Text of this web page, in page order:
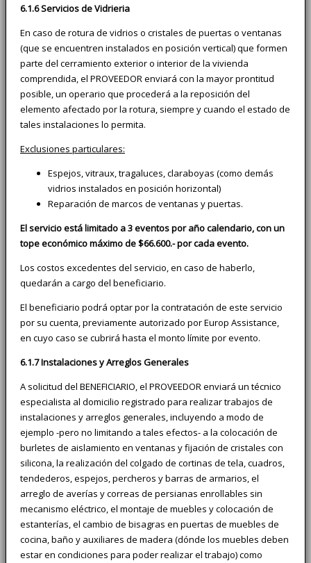
6.1.6 Servicios de Vidrieria
En caso de rotura de vidrios o cristales de puertas o ventanas
(que se encuentren instalados en posición vertical) que formen
parte del cerramiento exterior o interior de la vivienda
comprendida, el PROVEEDOR enviará con la mayor prontitud
posible, un operario que procederá a la reposición del
elemento afectado por la rotura, siempre y cuando el estado de
tales instalaciones lo permita.
Exclusiones particulares:
Espejos, vitraux, tragaluces, claraboyas (como demás
vidrios instalados en posición horizontal)
Reparación de marcos de ventanas y puertas.
El servicio está limitado a 3 eventos por año calendario, con un
tope económico máximo de $66.600.- por cada evento.
Los costos excedentes del servicio, en caso de haberlo,
quedarán a cargo del beneficiario.
El beneficiario podrá optar por la contratación de este servicio
por su cuenta, previamente autorizado por Europ Assistance,
en cuyo caso se cubrirá hasta el monto límite por evento.
6.1.7 Instalaciones y Arreglos Generales
A solicitud del BENEFICIARIO, el PROVEEDOR enviará un técnico
especialista al domicilio registrado para realizar trabajos de
instalaciones y arreglos generales, incluyendo a modo de
ejemplo -pero no limitando a tales efectos- a la colocación de
burletes de aislamiento en ventanas y fijación de cristales con
silicona, la realización del colgado de cortinas de tela, cuadros,
tendederos, espejos, percheros y barras de armarios, el
arreglo de averías y correas de persianas enrollables sin
mecanismo eléctrico, el montaje de muebles y colocación de
estanterías, el cambio de bisagras en puertas de muebles de
cocina, baño y auxiliares de madera (dónde los muebles deben
estar en condiciones para poder realizar el trabajo) como